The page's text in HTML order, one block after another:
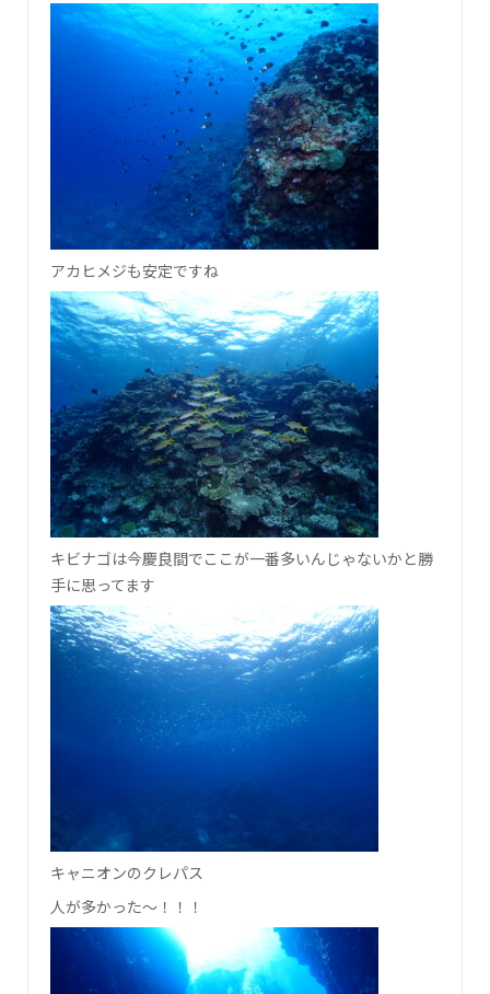
アカヒメジも安定ですね
キビナゴは今慶良間でここが一番多いんじゃないかと勝
手に思ってます
キャニオンのクレパス
人が多かった～！！！